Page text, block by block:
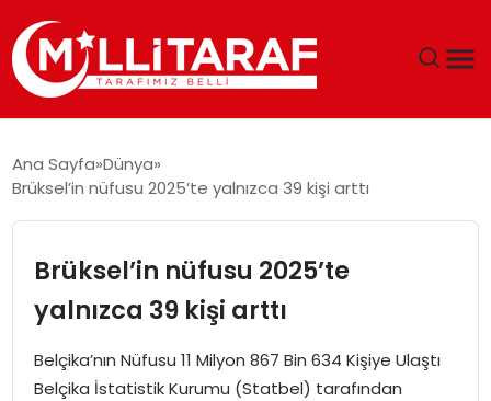
TEKNOLOJI
EKONOMI
SPOR
Ana Sayfa Dünya
Brüksel’in nüfusu 2025’te yalnızca 39 kişi arttı
Brüksel’in nüfusu 2025’te
yalnızca 39 kişi arttı
Belçika’nın Nüfusu 11 Milyon 867 Bin 634 Kişiye Ulaştı
Belçika İstatistik Kurumu (Statbel) tarafından